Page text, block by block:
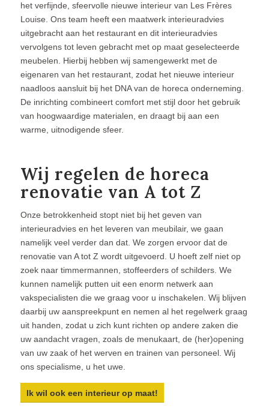
het verfijnde, sfeervolle nieuwe interieur van Les Frères
Louise. Ons team heeft een maatwerk interieuradvies
uitgebracht aan het restaurant en dit interieuradvies
vervolgens tot leven gebracht met op maat geselecteerde
meubelen. Hierbij hebben wij samengewerkt met de
eigenaren van het restaurant, zodat het nieuwe interieur
naadloos aansluit bij het DNA van de horeca onderneming.
De inrichting combineert comfort met stijl door het gebruik
van hoogwaardige materialen, en draagt bij aan een
warme, uitnodigende sfeer.
Wij regelen de horeca
renovatie van A tot Z
Onze betrokkenheid stopt niet bij het geven van
interieuradvies en het leveren van meubilair, we gaan
namelijk veel verder dan dat. We zorgen ervoor dat de
renovatie van A tot Z wordt uitgevoerd. U hoeft zelf niet op
zoek naar timmermannen, stoffeerders of schilders. We
kunnen namelijk putten uit een enorm netwerk aan
vakspecialisten die we graag voor u inschakelen. Wij blijven
daarbij uw aanspreekpunt en nemen al het regelwerk graag
uit handen, zodat u zich kunt richten op andere zaken die
uw aandacht vragen, zoals de menukaart, de (her)opening
van uw zaak of het werven en trainen van personeel. Wij
ons specialisme, u het uwe.
Ik wil ook een interieur op maat!